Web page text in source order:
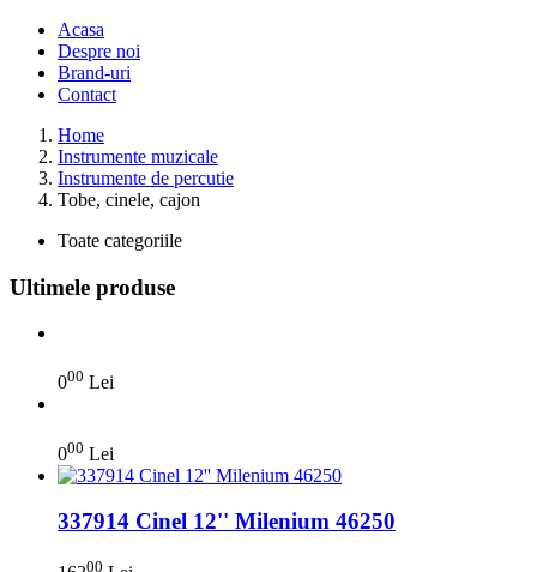
Acasa
Despre noi
Brand-uri
Contact
Home
Instrumente muzicale
Instrumente de percutie
Tobe, cinele, cajon
Toate categoriile
Ultimele produse
000 Lei
000 Lei
337914 Cinel 12'' Milenium 46250
00